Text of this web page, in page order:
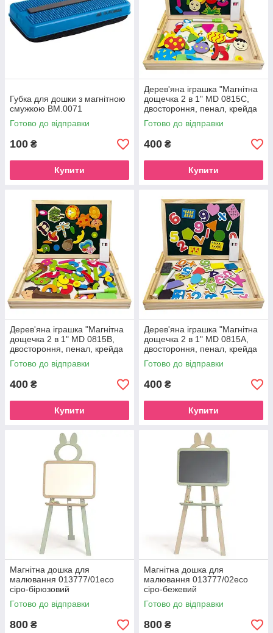
Губка для дошки з магнітною
смужкою BM.0071
Готово до відправки
100 ₴
Купити
Дерев'яна іграшка "Магнітна
дощечка 2 в 1" MD 0815C,
двостороння, пенал, крейда
Готово до відправки
400 ₴
Купити
Дерев'яна іграшка "Магнітна
дощечка 2 в 1" MD 0815B,
двостороння, пенал, крейда
Готово до відправки
400 ₴
Купити
Дерев'яна іграшка "Магнітна
дощечка 2 в 1" MD 0815A,
двостороння, пенал, крейда
Готово до відправки
400 ₴
Купити
Магнітна дошка для
малювання 013777/01eco
сіро-бірюзовий
Готово до відправки
800 ₴
Магнітна дошка для
малювання 013777/02eco
сіро-бежевий
Готово до відправки
800 ₴